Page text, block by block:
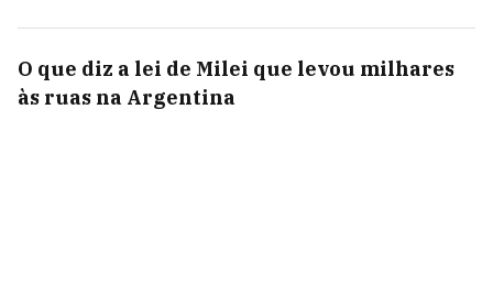
O que diz a lei de Milei que levou milhares
às ruas na Argentina